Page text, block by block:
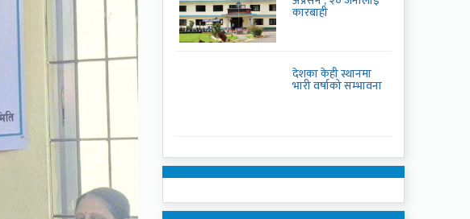
कारबाही
देशका केही स्थानमा
भारी वर्षाको सम्भावना